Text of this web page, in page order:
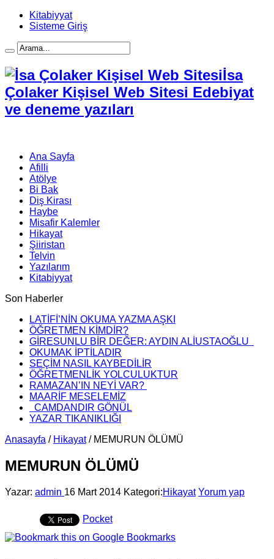
Kitabiyyat
Sisteme Giriş
İsa
Çolaker Kişisel Web Sitesi Edebiyat
ve deneme yazıları
Ana Sayfa
Afilli
Atölye
Bi Bak
Diş Kirası
Haybe
Misafir Kalemler
Hikayat
Şiiristan
Telvin
Yazılarım
Kitabiyyat
Son Haberler
LATİFİ’NİN OKUMA YAZMA AŞKI
ÖĞRETMEN KİMDİR?
GİRESUNLU BİR DEĞER: AYDIN ALİUSTAOĞLU
OKUMAK İPTİLADIR
SEÇİM NASIL KAYBEDİLİR
ÖĞRETMENLİK YOLCULUKTUR
RAMAZAN’IN NEYİ VAR?
MAARİF MESELEMİZ
CAMDANDIR GÖNÜL
YAZAR TIKANIKLIĞI
Anasayfa / Hikayat/ MEMURUN ÖLÜMÜ
MEMURUN ÖLÜMÜ
Yazar: admin 16 Mart 2014 Kategori:Hikayat Yorum yap
Pocket